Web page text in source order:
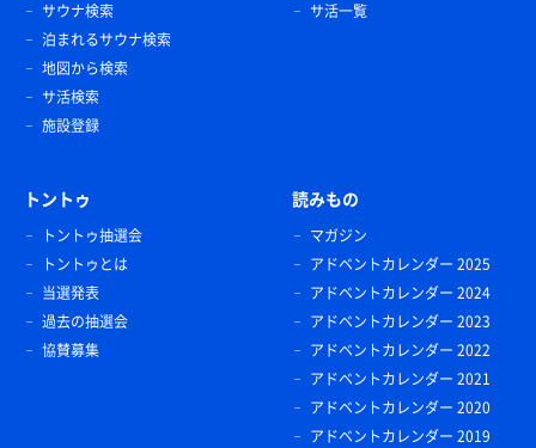
サウナ検索
泊まれるサウナ検索
地図から検索
サ活検索
施設登録
サ活一覧
トントゥ
トントゥ抽選会
トントゥとは
当選発表
過去の抽選会
協賛募集
読みもの
マガジン
アドベントカレンダー 2025
アドベントカレンダー 2024
アドベントカレンダー 2023
アドベントカレンダー 2022
アドベントカレンダー 2021
アドベントカレンダー 2020
アドベントカレンダー 2019